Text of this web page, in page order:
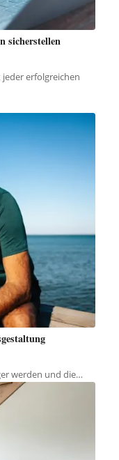
sicherstellen
erfolgreichen
werden und die…